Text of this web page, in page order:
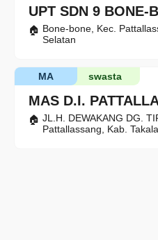
UPT SDN 9 BONE-
Bone-bone, Kec.
Selatan
MAS D.I.
swasta
MA
JL.H. DEWAKANG DG.
Pattallassang, Kab.